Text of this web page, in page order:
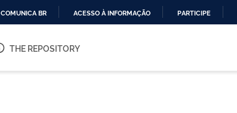
O
COMUNICA BR ACESSO À INFORMAÇÃO PARTICIPE
THE REPOSITORY